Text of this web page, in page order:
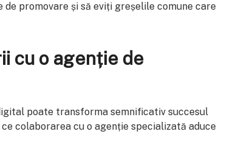
promovare și să eviți greșelile comune care
cu o agenție de
poate transforma semnificativ succesul
colaborarea cu o agenție specializată aduce